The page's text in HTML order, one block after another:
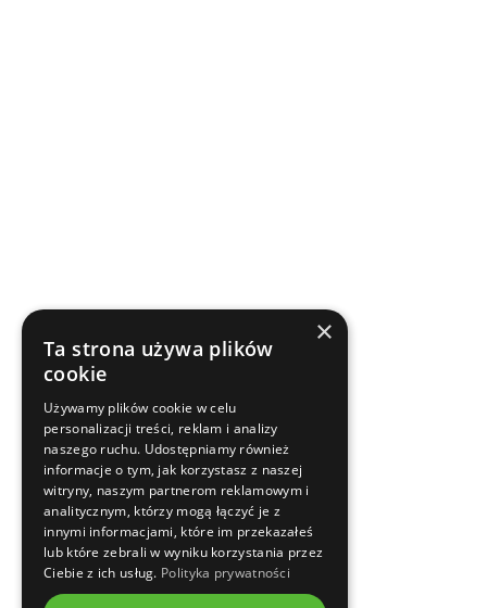
×
Ta strona używa plików
cookie
Używamy plików cookie w celu
personalizacji treści, reklam i analizy
naszego ruchu. Udostępniamy również
informacje o tym, jak korzystasz z naszej
witryny, naszym partnerom reklamowym i
analitycznym, którzy mogą łączyć je z
innymi informacjami, które im przekazałeś
lub które zebrali w wyniku korzystania przez
Ciebie z ich usług. Polityka prywatności